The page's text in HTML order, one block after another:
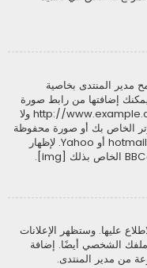
مدير المنتدى بخاصية
إضافتها من رابط صورة
مرفوعة على موقع مثلًا http://www.example.com/my-picture.gif ولا
الخاص بك أو صورة محفوظة
على خادم محمي بكلمة مرور مثل صندوق بريد hotmail أو Yahoo. لإظهار
عليها. وستظهر الإعلانات
ملفك الشخصي أيضًا. إضافة
من مدير المنتدى.